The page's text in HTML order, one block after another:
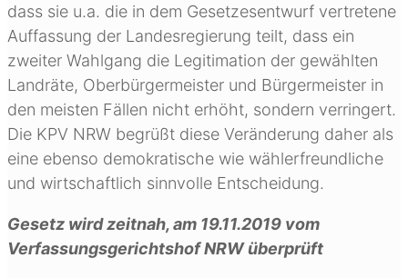
dass sie u.a. die in dem Gesetzesentwurf vertretene
Auffassung der Landesregierung teilt, dass ein
zweiter Wahlgang die Legitimation der gewählten
Landräte, Oberbürgermeister und Bürgermeister in
den meisten Fällen nicht erhöht, sondern verringert.
Die KPV NRW begrüßt diese Veränderung daher als
eine ebenso demokratische wie wählerfreundliche
und wirtschaftlich sinnvolle Entscheidung.
Gesetz wird zeitnah, am 19.11.2019 vom
Verfassungsgerichtshof NRW überprüft